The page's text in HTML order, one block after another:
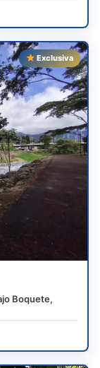
Exclusiva
Boquete,